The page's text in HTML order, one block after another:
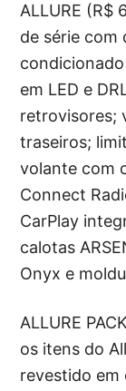
ALLURE (R$
de série com
em LED e
retrovisores;
traseiros;
volante com
Connect
CarPlay
calotas
Onyx e
ALLURE
os itens do
revestido em